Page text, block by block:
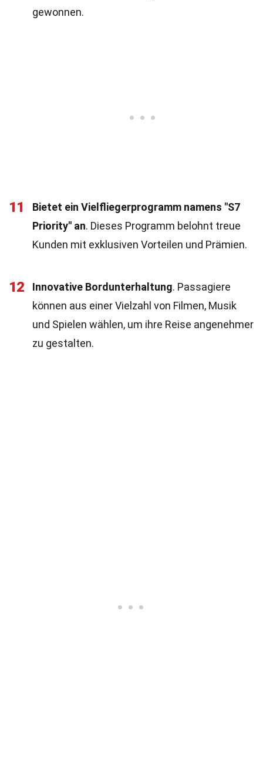
gewonnen.
11
Bietet ein Vielfliegerprogramm namens "S7
Priority" an. Dieses Programm belohnt treue
Kunden mit exklusiven Vorteilen und Prämien.
12 Innovative Bordunterhaltung. Passagiere
können aus einer Vielzahl von Filmen, Musik
und Spielen wählen, um ihre Reise angenehmer
zu gestalten.